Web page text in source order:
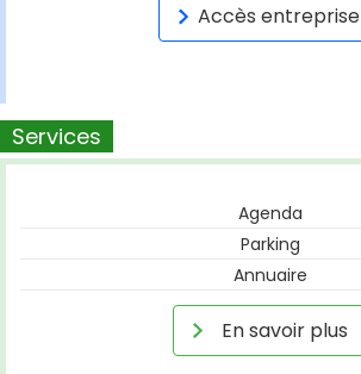
Accès entreprise
Services
Agenda
Parking
Annuaire
En savoir plus